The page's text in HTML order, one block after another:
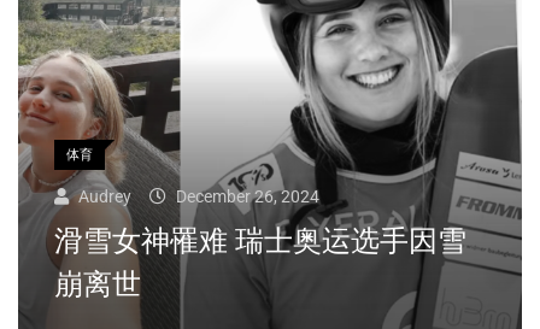
体育
Audrey December 26, 2024
滑雪女神罹难 瑞士奥运选手因雪
崩离世